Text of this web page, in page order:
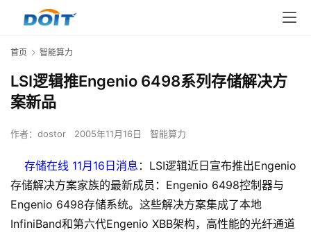
首页 智能算力
LSI逻辑推Engenio 6498系列存储解决方
案新品
作者： dostor 2005年11月16日 智能算力
存储在线 11月16日消息 ：LSI逻辑近日宣布推出Engenio
存储解决方案家族的最新成员：Engenio 6498控制器与
Engenio 6498存储系统。这些解决方案集成了本地
InfiniBand和第六代Engenio XBB架构，高性能的光纤通道